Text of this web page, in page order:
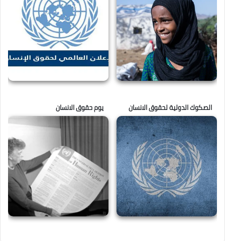
الصكوك الدولية لحقوق الانسان يوم حقوق الانسان